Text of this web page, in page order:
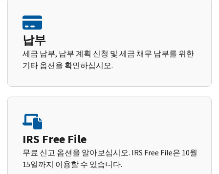
납부
세금 납부, 납부 계획 신청 및 세금 채무 납부를 위한
기타 옵션을 확인하십시오.
IRS Free File
무료 신고 옵션을 알아보십시오. IRS Free File은 10월
15일까지 이용할 수 있습니다.